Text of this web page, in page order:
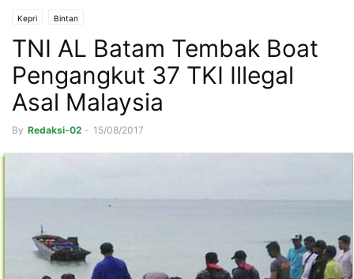
Kepri Bintan
TNI AL Batam Tembak Boat
Pengangkut 37 TKI Illegal
Asal Malaysia
By Redaksi-02 - 15/08/2017